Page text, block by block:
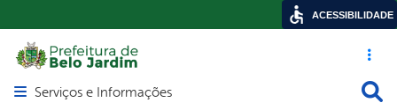
Acesso
Abrir menu principal de navegação
Serviços e Informações
ACESSIBILIDADE